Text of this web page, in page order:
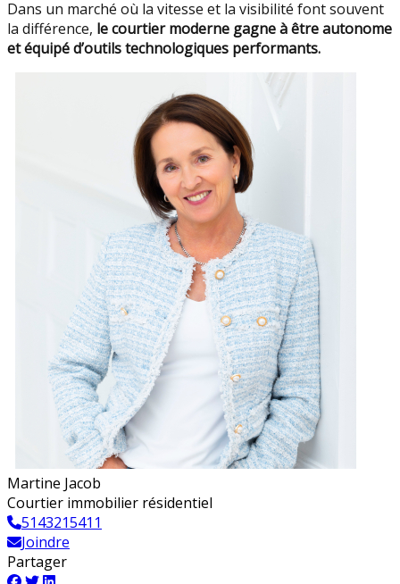
Dans un marché où la vitesse et la visibilité font souvent
la différence, le courtier moderne gagne à être autonome
et équipé d’outils technologiques performants.
Martine Jacob
Courtier immobilier résidentiel
5143215411
Joindre
Partager